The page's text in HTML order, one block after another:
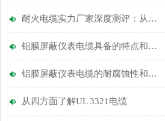
耐火电缆实力厂家深度测评：从原材料到耐火性能，6大指标选型指引
铝膜屏蔽仪表电缆具备的特点和使用注意点
铝膜屏蔽仪表电缆的耐腐蚀性和环境适应能力
从四方面了解UL 3321电缆